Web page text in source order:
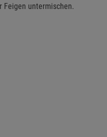
Feigen untermischen.